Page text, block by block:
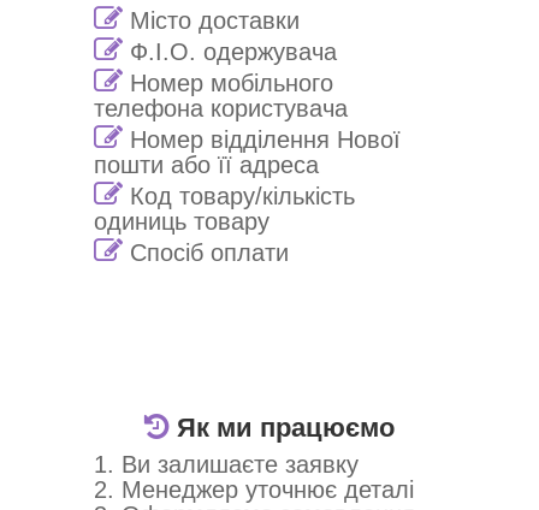
Як ми працюємо
1. Ви залишаєте заявку
2. Менеджер уточнює деталі
Місто доставки
Ф.І.О. одержувача
Номер мобільного
телефона користувача
Номер відділення Нової
пошти або її адреса
Код товару/кількість
одиниць товару
Спосіб оплати